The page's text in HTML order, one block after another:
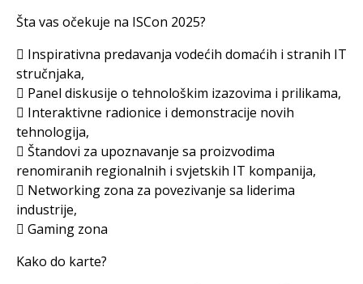
Šta vas očekuje na ISCon 2025?
 Inspirativna predavanja vodećih domaćih i stranih IT
stručnjaka,
 Panel diskusije o tehnološkim izazovima i prilikama,
 Interaktivne radionice i demonstracije novih
tehnologija,
 Štandovi za upoznavanje sa proizvodima
renomiranih regionalnih i svjetskih IT kompanija,
 Networking zona za povezivanje sa liderima
industrije,
 Gaming zona
Kako do karte?